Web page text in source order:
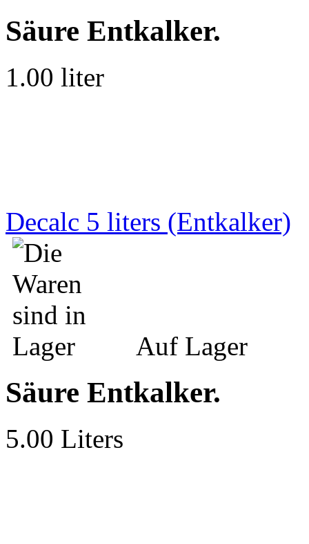
Säure Entkalker.
1.00 liter
Decalc 5 liters (Entkalker)
Auf Lager
Säure Entkalker.
5.00 Liters